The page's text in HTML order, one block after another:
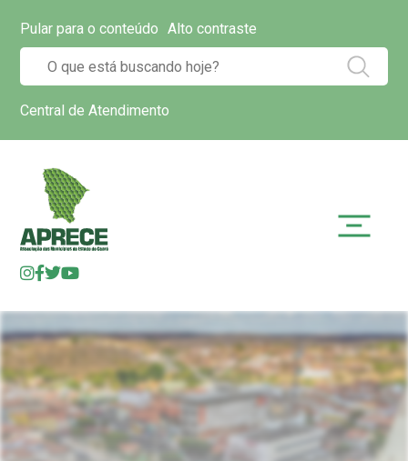
Pular para o conteúdo Alto contraste
Central de Atendimento